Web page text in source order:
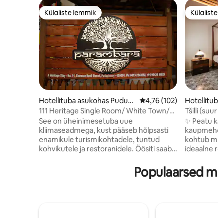
Külaliste lemmik
Külaliste lemmik
Hotellituba asukohas Puduc
herry
Keskmine hinnang
4,76 (102)
111 Heritage Single Room/ White Town/
Rock beach
See on üheinimesetuba uue
kliimaseadmega, kust pääseb hõlpsasti
enamikule turismikohtadele, tuntud
kohvikutele ja restoranidele. Öösiti saab
White/FrenchTown (rada sinu kõrval) -
ha
Tšilli
✨ Peatu
kohtub
ideaalne
Populaarsed